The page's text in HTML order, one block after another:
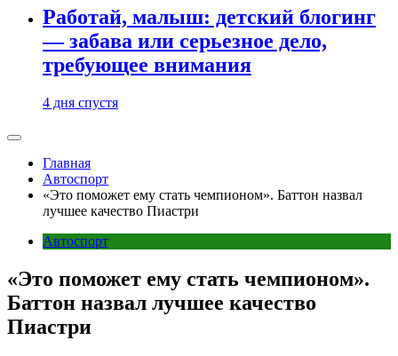
Работай, малыш: детский блогинг
— забава или серьезное дело,
требующее внимания
4 дня спустя
Главная
Автоспорт
«Это поможет ему стать чемпионом». Баттон назвал
лучшее качество Пиастри
Автоспорт
«Это поможет ему стать чемпионом».
Баттон назвал лучшее качество
Пиастри